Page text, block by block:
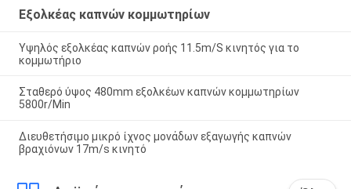
Εξολκέας καπνών κομμωτηρίων
Υψηλός εξολκέας καπνών ροής 11.5m/S κινητός για το
κομμωτήριο
Σταθερό ύψος 480mm εξολκέων καπνών κομμωτηρίων
5800r/Min
Διευθετήσιμο μικρό ίχνος μονάδων εξαγωγής καπνών
βραχιόνων 17m/s κινητό